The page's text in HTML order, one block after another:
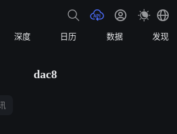
深度 日历 数据 发现
dac8